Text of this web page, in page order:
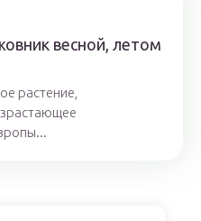
весной, летом
растение,